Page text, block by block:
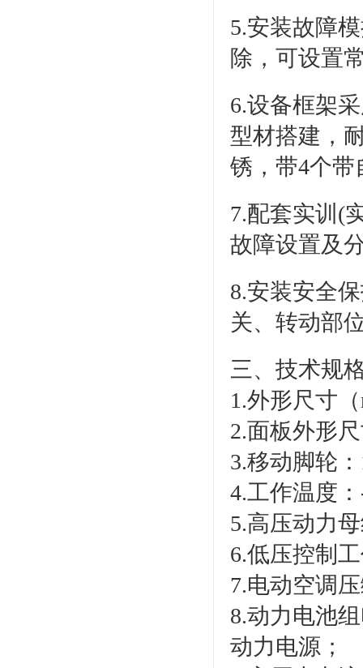
5.安装故障
除，可设置
6.设备框架
型材搭建，
锈，带4个
7.配套实训(
故障设置及
8.安装安全
关、转动部
三、技术规
1.外形尺寸
2.面板外形
3.移动脚轮
4.工作温度
5.高压动力
6.低压控制
7.电动空调
8.动力电池
动力电源；